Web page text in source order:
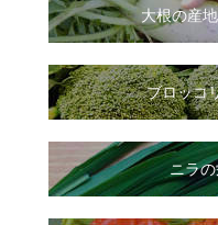
大根の産
ブロッコ
ニラの